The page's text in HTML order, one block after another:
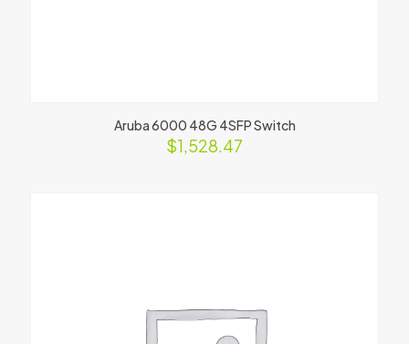
Aruba 6000 48G 4SFP Switch
$1,528.47